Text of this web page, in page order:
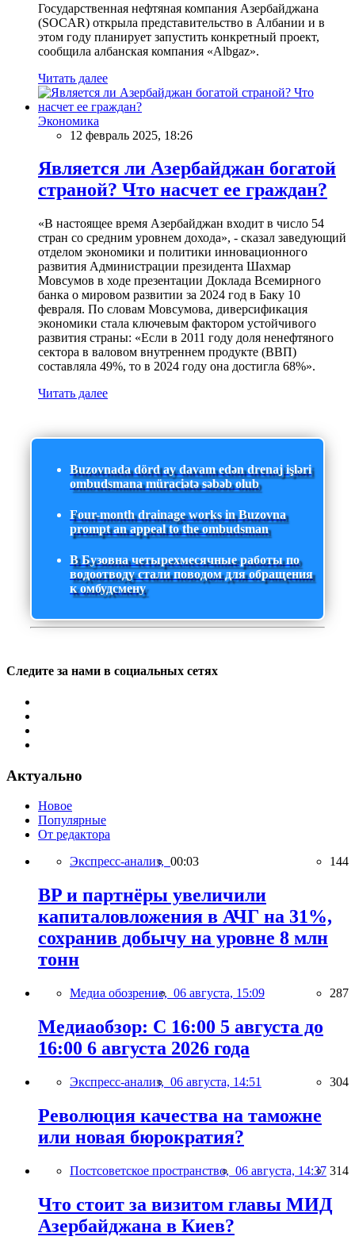
Государственная нефтяная компания Азербайджана
(SOCAR) открыла представительство в Албании и в
этом году планирует запустить конкретный проект,
сообщила албанская компания «Albgaz».
Читать далее
Экономика
12 февраль 2025, 18:26
Является ли Азербайджан богатой
страной? Что насчет ее граждан?
«В настоящее время Азербайджан входит в число 54
стран со средним уровнем дохода», - сказал заведующий
отделом экономики и политики инновационного
развития Администрации президента Шахмар
Мовсумов в ходе презентации Доклада Всемирного
банка о мировом развитии за 2024 год в Баку 10
февраля. По словам Мовсумова, диверсификация
экономики стала ключевым фактором устойчивого
развития страны: «Если в 2011 году доля ненефтяного
сектора в валовом внутреннем продукте (ВВП)
составляла 49%, то в 2024 году она достигла 68%».
Читать далее
Buzovnada dörd ay davam edən drenaj işləri
ombudsmana müraciətə səbəb olub
Four-month drainage works in Buzovna
prompt an appeal to the ombudsman
В Бузовна четырехмесячные работы по
водоотводу стали поводом для обращения
к омбудсмену
Следите за нами в социальных сетях
Актуально
Новое
Популярные
От редактора
Экспресс-анализ, 00:03 144
BP и партнёры увеличили
капиталовложения в АЧГ на 31%,
сохранив добычу на уровне 8 млн
тонн
Медиа обозрение, 06 августа, 15:09 287
Медиаобзор: С 16:00 5 августа до
16:00 6 августа 2026 года
Экспресс-анализ, 06 августа, 14:51 304
Революция качества на таможне
или новая бюрократия?
Постсоветское пространство, 06 августа, 14:37 314
Что стоит за визитом главы МИД
Азербайджана в Киев?